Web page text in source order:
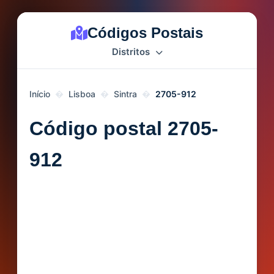
Códigos Postais
Distritos
Início Lisboa Sintra 2705-912
Código postal 2705-
912